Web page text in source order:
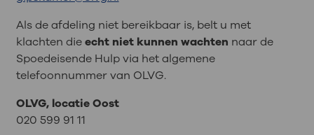
Als de afdeling niet bereikbaar is, belt u met
klachten dieecht niet kunnen wachten naar de
Spoedeisende Hulp via het algemene
telefoonnummer van OLVG.
OLVG, locatie Oost
020 599 91 11